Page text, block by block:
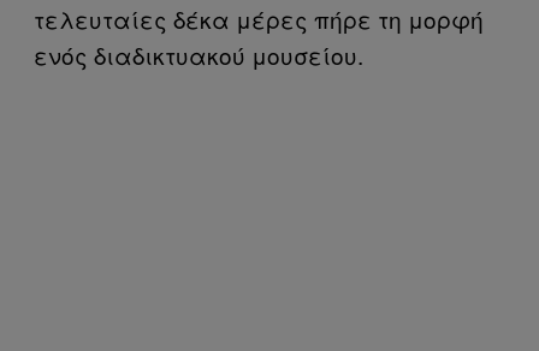
τελευταίες δέκα μέρες πήρε τη μορφή
ενός διαδικτυακού μουσείου.